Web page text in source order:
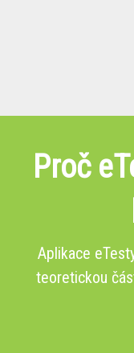
Proč
Aplikace
teoretickou